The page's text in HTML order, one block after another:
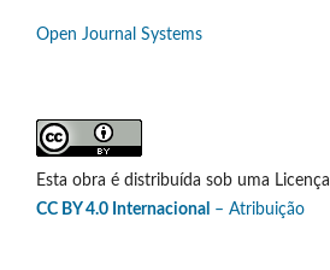
Open Journal Systems
Esta obra é distribuída sob uma Licença
CC BY 4.0 Internacional – Atribuição